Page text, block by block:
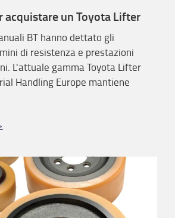
acquistare un Toyota Lifter
BT hanno dettato gli
di resistenza e prestazioni
L'attuale gamma Toyota Lifter
Handling Europe mantiene